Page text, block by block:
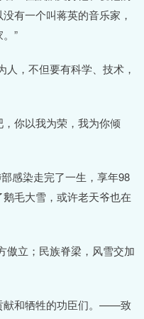
有一个叫蒋英的音乐家，
”
人，不但要有科学、技术，
你以我为荣，我为你倾
感染走完了一生，享年98
毛大雪，或许老天爷也在
傲立；民族脊梁，风雪交加
献和牺牲的功臣们。——致